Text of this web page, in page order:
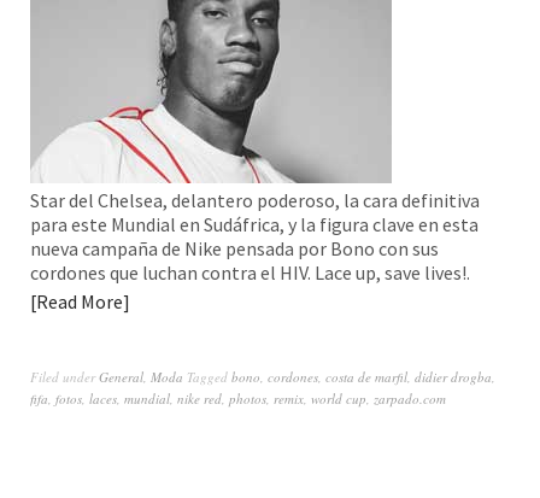
Star del Chelsea, delantero poderoso, la cara definitiva
para este Mundial en Sudáfrica, y la figura clave en esta
nueva campaña de Nike pensada por Bono con sus
cordones que luchan contra el HIV. Lace up, save lives!.
Read More
Filed underGeneral Moda Tagged bono cordones costa de marfil didier drogba
fifa fotos laces mundial nike red photos remix world cup zarpado.com